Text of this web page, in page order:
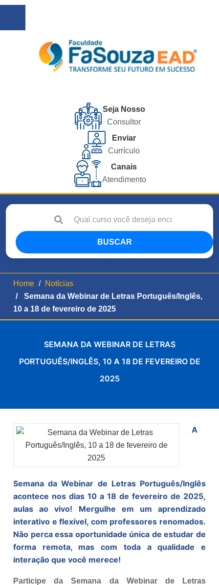
Seja Nosso
Consultor
Enviar
Currículo
Canais
Atendimento
BUSCAR
Home
Notícias
Semana da Webinar de Letras Português/Inglês,
10 a 18 de fevereiro de 2025
SEMANA DA WEBINAR DE LETRAS
PORTUGUÊS/INGLÊS, 10 A 18 DE FEVEREIRO DE
2025
A
Semana da Webinar de Letras Português/Inglês
acontece nos dias 10 a 18 de fevereiro de 2025,
aulas ao vivo! Mergulhe em um aprendizado
interativo e flexível, com professores renomados.
Não perca essa oportunidade única de estudar de
forma remota, mas com toda a qualidade e
interação que você merece!
Participe da Semana da Webinar de Letras